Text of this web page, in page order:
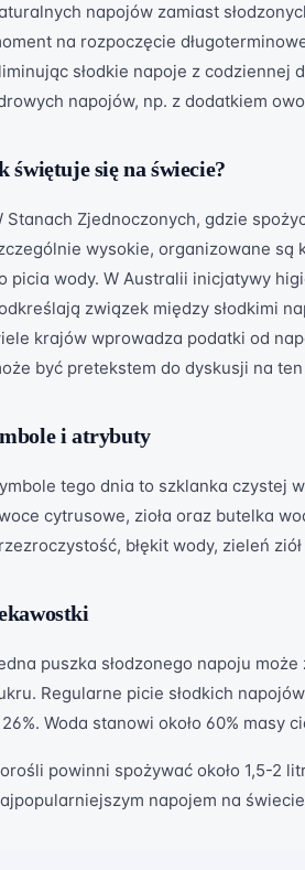
napojów zamiast
na rozpoczęcie
słodkie napoje z codziennej
napojów, np. z dodatkiem
świętuje się na świecie?
Stanach Zjednoczonych, gdzie
wysokie, organizowane są
picia wody. W Australii inicjatywy
związek między słodkimi
krajów wprowadza podatki od
być pretekstem do dyskusji na
i atrybuty
tego dnia to szklanka czystej
cytrusowe, zioła oraz butelka
błękit wody, zieleń ziół
puszka słodzonego napoju
Regularne picie słodkich
Woda stanowi około 60% masy
powinni spożywać około 1,5-2
napojem na